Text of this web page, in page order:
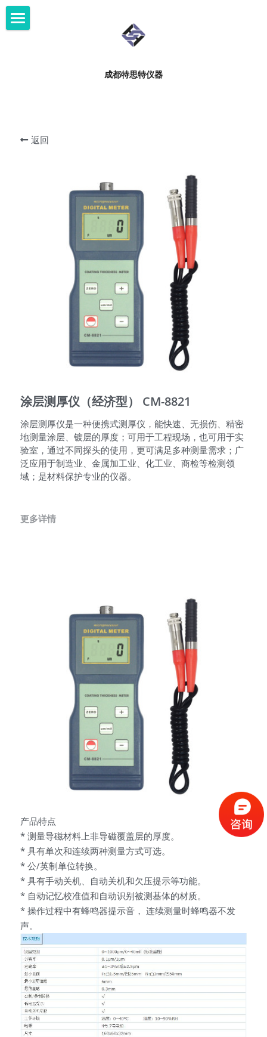
成都特思特仪器
QQ咨询
返回
涂层测厚仪（经济型） CM-8821
涂层测厚仪是一种便携式测厚仪，能快速、无损伤、精密
地测量涂层、镀层的厚度；可用于工程现场，也可用于实
验室，通过不同探头的使用，更可满足多种测量需求；广
泛应用于制造业、金属加工业、化工业、商检等检测领
域；是材料保护专业的仪器。
更多详情
产品特点
* 测量导磁材料上非导磁覆盖层的厚度。
* 具有单次和连续两种测量方式可选。
* 公/英制单位转换。
* 具有手动关机、自动关机和欠压提示等功能。
* 自动记忆校准值和自动识别被测基体的材质。
* 操作过程中有蜂鸣器提示音， 连续测量时蜂鸣器不发
声。
博客分类